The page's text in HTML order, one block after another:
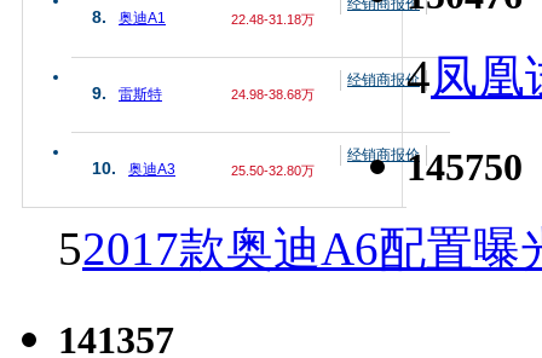
8. 奥迪A1 22.48-31.18万
经销商报价
9. 雷斯特 24.98-38.68万
经销商报价
10. 奥迪A3 25.50-32.80万
经销商报价
4凤凰
145750
52017款奥迪A6配置曝
141357